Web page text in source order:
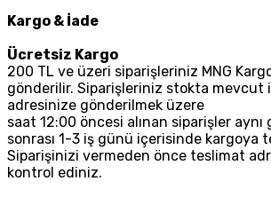
Kargo & İade
Ücretsiz Kargo
200 TL ve üzeri siparişleriniz MNG
gönderilir. Siparişleriniz stokta mevcut
adresinize gönderilmek üzere
saat 12:00 öncesi alınan siparişler aynı
sonrası 1-3 iş günü içerisinde kargoya
Siparişinizi vermeden önce teslimat
kontrol ediniz.